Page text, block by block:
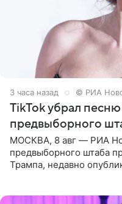
3 часа назад © РИА
TikTok убрал
предвыборного
МОСКВА, 8 авг — РИА
предвыборного штаба
Трампа, недавно